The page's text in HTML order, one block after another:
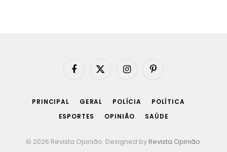
Facebook
X
InstagramPinterest
PRINCIPAL GERAL POLÍCIA
POLÍTICA
ESPORTES
OPINIÃO SAÚDE
© 2026 Revista Opinião. Designed by Revista Opinião.